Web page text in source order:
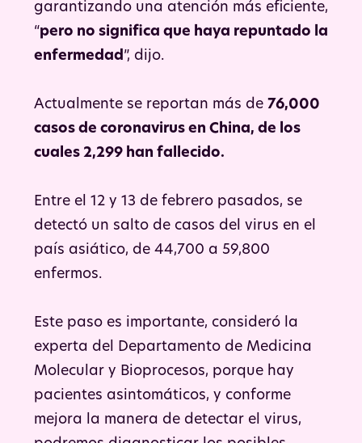
garantizando una atención más eficiente,
“pero no significa que haya repuntado la
enfermedad ”, dijo.
Actualmente se reportan más de 76,000
casos de coronavirus en China, de los
cuales 2,299 han fallecido.
Entre el 12 y 13 de febrero pasados, se
detectó un salto de casos del virus en el
país asiático, de 44,700 a 59,800
enfermos.
Este paso es importante, consideró la
experta del Departamento de Medicina
Molecular y Bioprocesos, porque hay
pacientes asintomáticos, y conforme
mejora la manera de detectar el virus,